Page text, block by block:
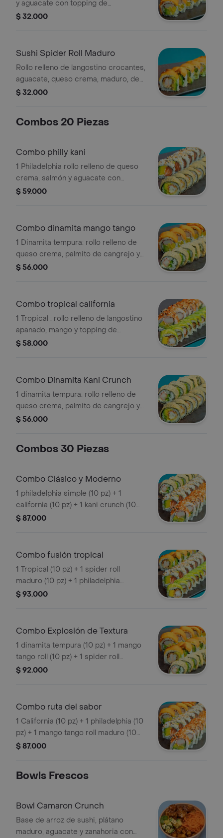
y aguacate con topping de
plátano maduro, de 10 piezas.
$ 32.000
Sushi Spider Roll Maduro
Rollo relleno de langostino crocantes,
aguacate, queso crema, maduro, de
10 piezas.
$ 32.000
Combos 20 Piezas
Combo philly kani
1 Philadelphia rollo relleno de queso
crema, salmón y aguacate con
topping de ajonjolí (10 pz) + 1 kani
aguacate, apanado, (10 pz).
$ 59.000
Combo dinamita mango tango
1 Dinamita tempura: rollo relleno de
queso crema, palmito de cangrejo y
aguacate, apanado (10 pz) + 1 mango
con topping de aguacate (10 pz)
$ 56.000
Combo tropical california
1 Tropical : rollo relleno de langostino
apanado, mango y topping de
aguacate (10 pz) + 1 california: rollo
topping de masago y ajonjolí (10 pz)
$ 58.000
Combo Dinamita Kani Crunch
1 dinamita tempura: rollo relleno de
queso crema, palmito de cangrejo y
aguacate, apanado de (10pz) + 1 kani
aguacate, apanado (10 pz)
$ 56.000
Combos 30 Piezas
Combo Clásico y Moderno
1 philadelphia simple (10 pz) + 1
california (10 pz) + 1 kani crunch (10
pz)
$ 87.000
Combo fusión tropical
1 Tropical (10 pz) + 1 spider roll
maduro (10 pz) + 1 philadelphia
tempura (10 pz)
$ 93.000
Combo Explosión de Textura
1 dinamita tempura (10 pz) + 1 mango
tango roll (10 pz) + 1 spider roll
maduro (10 pz)
$ 92.000
Combo ruta del sabor
1 California (10 pz) + 1 philadelphia (10
pz) + 1 mango tango roll maduro (10
pz)
$ 87.000
Bowls Frescos
Bowl Camaron Crunch
Base de arroz de sushi, plátano
maduro, aguacate y zanahoria con